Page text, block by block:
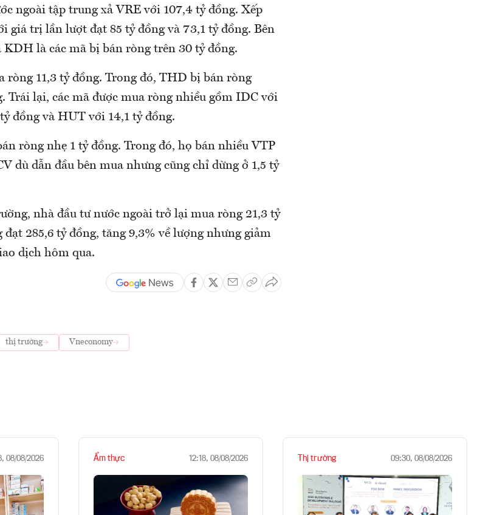
ngoài tập trung xả VRE với 107,4 tỷ đồng. Xếp
giá trị lần lượt đạt 85 tỷ đồng và 73,1 tỷ đồng. Bên
KDH là các mã bị bán ròng trên 30 tỷ đồng.
ròng 11,3 tỷ đồng. Trong đó, THD bị bán ròng
Trái lại, các mã được mua ròng nhiều gồm IDC với
đồng và HUT với 14,1 tỷ đồng.
ròng nhẹ 1 tỷ đồng. Trong đó, họ bán nhiều VTP
dù dẫn đầu bên mua nhưng cũng chỉ dừng ở 1,5 tỷ
nhà đầu tư nước ngoài trở lại mua ròng 21,3 tỷ
285,6 tỷ đồng, tăng 9,3% về lượng nhưng giảm
dịch hôm qua.
thị trường Vneconomy
08/08/2026 Ẩm thực 12:18, 08/08/2026 Thị trường 09:30, 08/08/2026